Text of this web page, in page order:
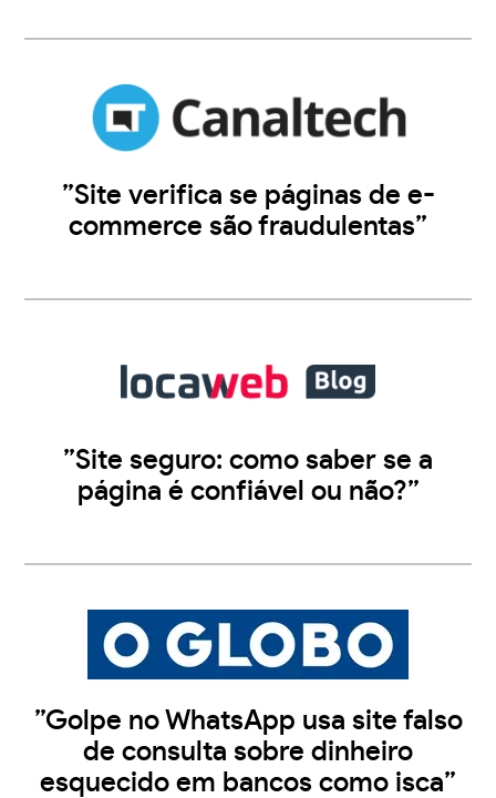
”Site verifica se páginas de e-
commerce são fraudulentas”
”Site seguro: como saber se a
página é confiável ou não?”
”Golpe no WhatsApp usa site falso
de consulta sobre dinheiro
esquecido em bancos como isca”